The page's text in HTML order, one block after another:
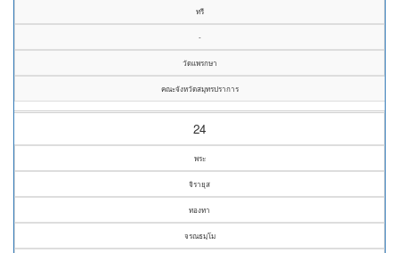
ทรี
-
วัดแพรกษา
คณะจังหวัดสมุทรปราการ
24
พระ
จิรายุส
ทองทา
จรณธมฺโม